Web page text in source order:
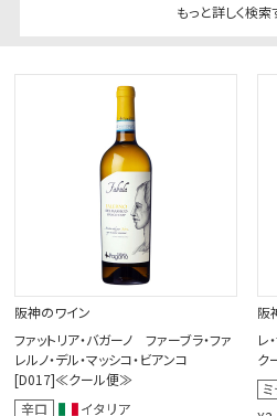
もっと詳しく検索
阪神のワイン
ファットリア・バガーノ ファーブラ・ファ
レルノ・デル・マッシコ・ビアンコ
[D017]≪クール便≫
阪
レ
ク